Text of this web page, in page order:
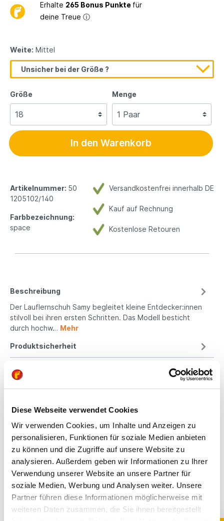
Diese Webseite verwendet Cookies
Wir verwenden Cookies, um Inhalte und Anzeigen zu
personalisieren, Funktionen für soziale Medien anbieten
zu können und die Zugriffe auf unsere Website zu
analysieren. Außerdem geben wir Informationen zu Ihrer
Verwendung unserer Website an unsere Partner für
soziale Medien, Werbung und Analysen weiter. Unsere
Partner führen diese Informationen möglicherweise mit
weiteren Daten zusammen, die Sie ihnen bereitgestellt
Erhalte 265 Bonus Punkte für
deine Treue ⓘ
Weite: Mittel
Unsicher bei der Größe ?
Größe Menge
In den Warenkorb
Versandkostenfrei innerhalb DE
Kauf auf Rechnung
Kostenlose Retouren
Artikelnummer: 50
1205102/140
Farbbezeichnung:
space
Beschreibung
Der Lauflernschuh Samy begleitet kleine Entdecker:innen
stilvoll bei ihren ersten Schritten. Das Modell besticht
durch hochw… Mehr
Produktsicherheit
Passform
All unsere Schuhe sind
auf die Bedürfnisse
ausgerichtet. Sie
bieten optimalen Halt,
fördern die natürliche
Fußentwicklung und
sind aus